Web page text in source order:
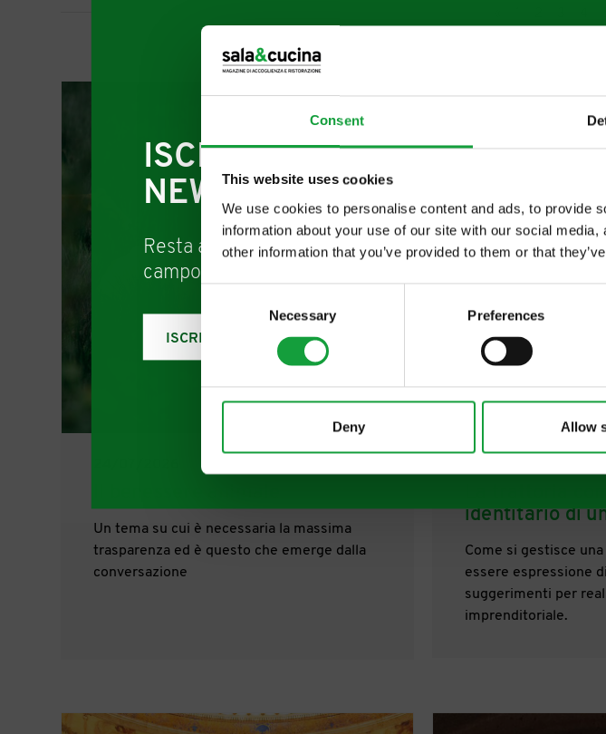
Consent
This website uses cookies
We use cookies to personalise content and ads, to provide
information about your use of our site with our social
other information that you’ve provided to them or that
Selection
Necessary Preferences
Deny Allow
Un tema su cui è necessaria la massima
trasparenza ed è questo che emerge dalla
conversazione
identitario di
Come si gestisce
essere espressione
suggerimenti per
imprenditoriale.
ISCRIVITI ALLA
NEWSLETTER
Resta aggiornato su tutte le ultime novita nel
campo della ristorazione e del food.
ISCRIVITI